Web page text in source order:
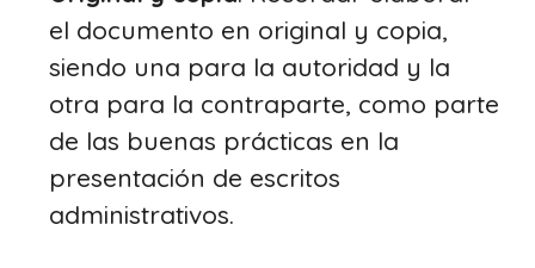
el documento en original y copia,
siendo una para la autoridad y la
otra para la contraparte, como parte
de las buenas prácticas en la
presentación de escritos
administrativos.